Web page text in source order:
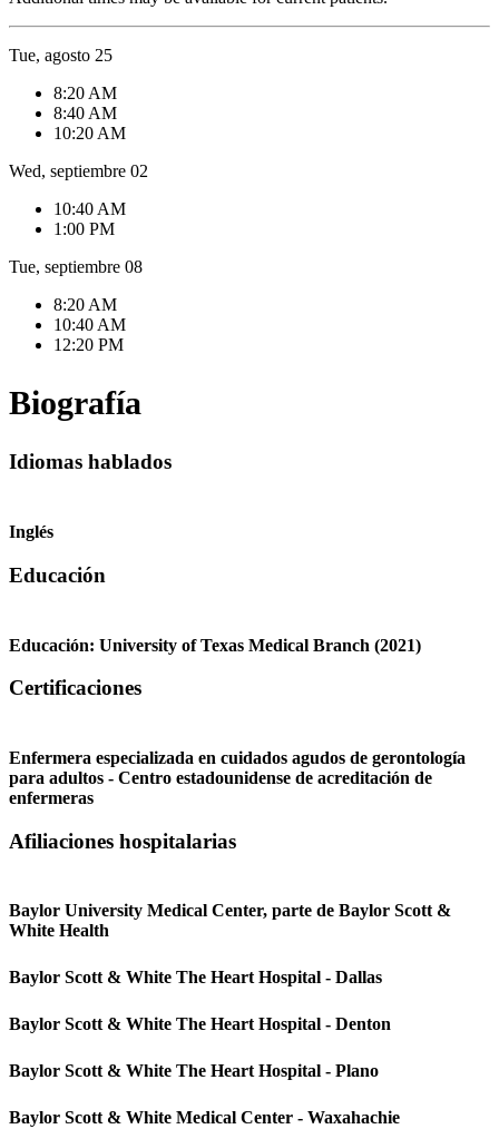
Tue, agosto 25
8:20 AM
8:40 AM
10:20 AM
Wed, septiembre 02
10:40 AM
1:00 PM
Tue, septiembre 08
8:20 AM
10:40 AM
12:20 PM
Biografía
Idiomas hablados
Inglés
Educación
Educación: University of Texas Medical Branch (2021)
Certificaciones
Enfermera especializada en cuidados agudos de gerontología
para adultos - Centro estadounidense de acreditación de
enfermeras
Afiliaciones hospitalarias
Baylor University Medical Center, parte de Baylor Scott &
White Health
Baylor Scott & White The Heart Hospital - Dallas
Baylor Scott & White The Heart Hospital - Denton
Baylor Scott & White The Heart Hospital - Plano
Baylor Scott & White Medical Center - Waxahachie